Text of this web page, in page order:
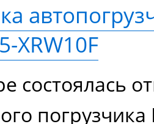
XRW10F
состоялась
погрузчика